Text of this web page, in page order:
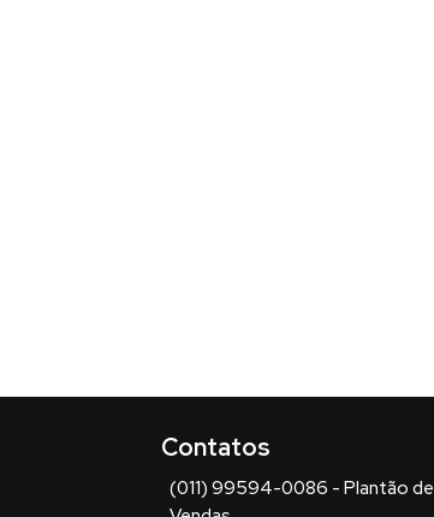
(011) 99594-0086 - Plantão de